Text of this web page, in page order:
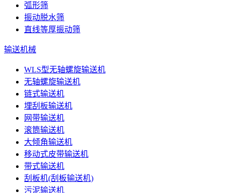
弧形筛
振动脱水筛
直线等厚振动筛
输送机械
WLS型无轴螺旋输送机
无轴螺旋输送机
链式输送机
埋刮板输送机
网带输送机
滚筒输送机
大倾角输送机
移动式皮带输送机
带式输送机
刮板机(刮板输送机)
污泥输送机